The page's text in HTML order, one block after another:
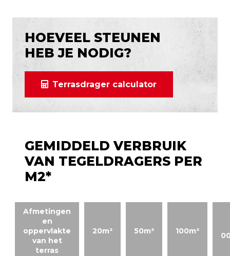
HOEVEEL STEUNEN
HEB JE NODIG?
Terrasdrager calculator
GEMIDDELD VERBRUIK
VAN TEGELDRAGERS PER
M2*
Afmetingen
en
oppervlakte
van het
terras
20m² 50m² 100m²